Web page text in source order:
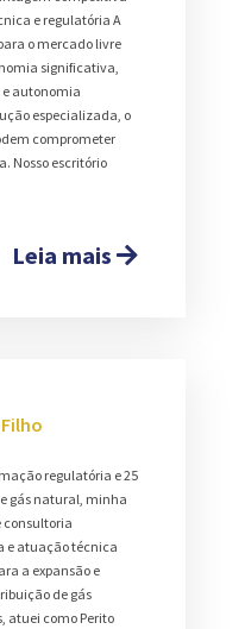
e regulatória A
o mercado livre
significativa,
autonomia
especializada, o
comprometer
Nosso escritório
Leia mais
regulatória e 25
gás natural, minha
consultoria
e atuação técnica
a expansão e
de gás
atuei como Perito